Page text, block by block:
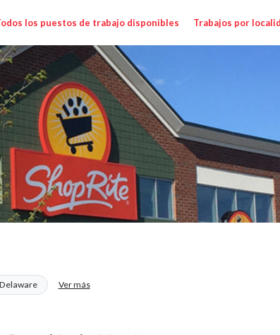
los puestos de trabajo disponibles Trabajos por
Ver más